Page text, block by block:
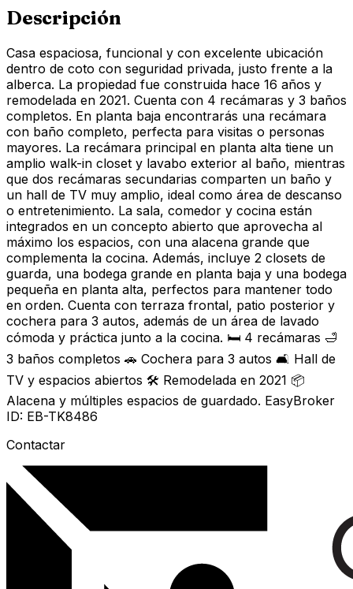
Descripción
Casa espaciosa, funcional y con excelente ubicación
dentro de coto con seguridad privada, justo frente a la
alberca. La propiedad fue construida hace 16 años y
remodelada en 2021. Cuenta con 4 recámaras y 3 baños
completos. En planta baja encontrarás una recámara
con baño completo, perfecta para visitas o personas
mayores. La recámara principal en planta alta tiene un
amplio walk-in closet y lavabo exterior al baño, mientras
que dos recámaras secundarias comparten un baño y
un hall de TV muy amplio, ideal como área de descanso
o entretenimiento. La sala, comedor y cocina están
integrados en un concepto abierto que aprovecha al
máximo los espacios, con una alacena grande que
complementa la cocina. Además, incluye 2 closets de
guarda, una bodega grande en planta baja y una bodega
pequeña en planta alta, perfectos para mantener todo
en orden. Cuenta con terraza frontal, patio posterior y
cochera para 3 autos, además de un área de lavado
cómoda y práctica junto a la cocina. 🛏️ 4 recámaras 🛁
3 baños completos 🚗 Cochera para 3 autos 🛋️ Hall de
TV y espacios abiertos 🛠 Remodelada en 2021 📦
Alacena y múltiples espacios de guardado. EasyBroker
ID: EB-TK8486
Contactar